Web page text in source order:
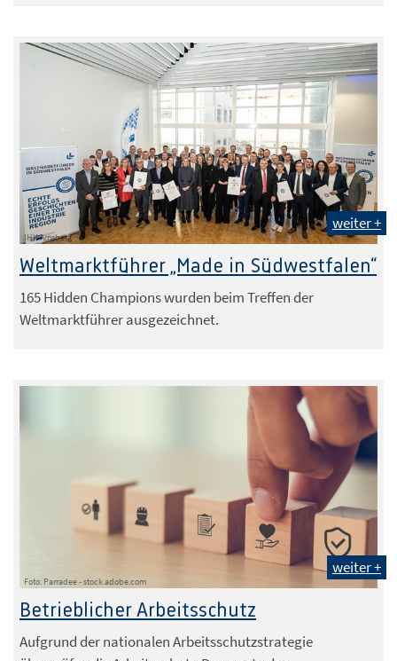
IHK Arnsberg
weiter +
Weltmarktführer „Made in Südwestfalen“
165 Hidden Champions wurden beim Treffen der
Weltmarktführer ausgezeichnet.
Foto: Parradee - stock.adobe.com
weiter +
Betrieblicher Arbeitsschutz
Aufgrund der nationalen Arbeitsschutzstrategie